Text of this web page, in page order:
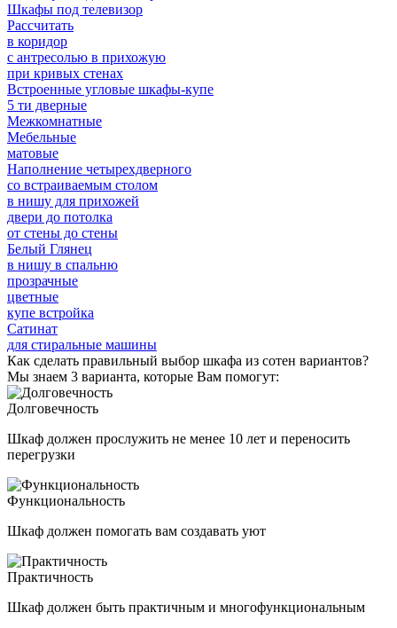
Шкафы под телевизор
Рассчитать
в коридор
с антресолью в прихожую
при кривых стенах
Встроенные угловые шкафы-купе
5 ти дверные
Межкомнатные
Мебельные
матовые
Наполнение четырехдверного
со встраиваемым столом
в нишу для прихожей
двери до потолка
от стены до стены
Белый Глянец
в нишу в спальню
прозрачные
цветные
купе встройка
Сатинат
для стиральные машины
Как сделать правильный выбор шкафа из сотен вариантов?
Мы знаем 3 варианта, которые Вам помогут:
Долговечность
Шкаф должен прослужить не менее 10 лет и переносить
перегрузки
Функциональность
Шкаф должен помогать вам создавать уют
Практичность
Шкаф должен быть практичным и многофункциональным